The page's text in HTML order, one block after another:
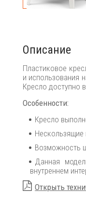
Описание
Пластиковое
и использования
Кресло доступно
Особенности:
Кресло
Нескользящие
Возможность
Данная
внутреннем
Открыть